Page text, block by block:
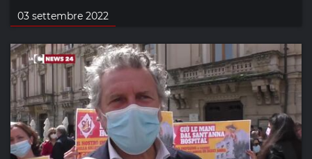
03 settembre 2022